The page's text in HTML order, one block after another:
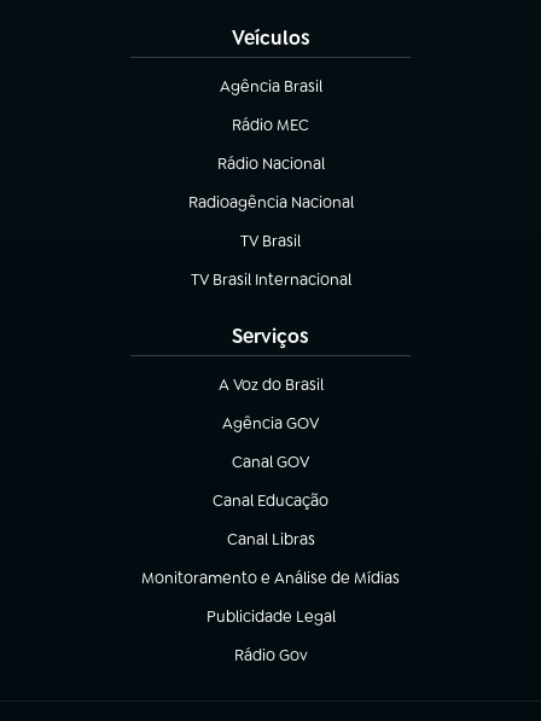
Veículos
Agência Brasil
(abre em nova aba)
Rádio MEC
(abre em nova aba)
Rádio Nacional
Radioagência Nacional
(abre em nova aba)
TV Brasil
(abre em nova aba)
TV Brasil Internacional
(abre em nova aba)
Serviços
A Voz do Brasil
(abre em nova aba)
Agência GOV
(abre em nova aba)
Canal GOV
(abre em nova aba)
Canal Educação
(abre em nova aba)
Canal Libras
(abre em nova aba)
Monitoramento e Análise de Mídias
(abre em nova aba)
Publicidade Legal
(abre em nova aba)
Rádio Gov
(abre em nova aba)